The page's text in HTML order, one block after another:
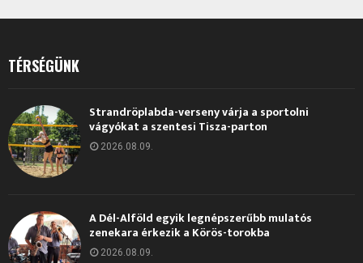
TÉRSÉGÜNK
Strandröplabda-verseny várja a sportolni
vágyókat a szentesi Tisza-parton
2026.08.09.
A Dél-Alföld egyik legnépszerűbb mulatós
zenekara érkezik a Körös-torokba
2026.08.09.